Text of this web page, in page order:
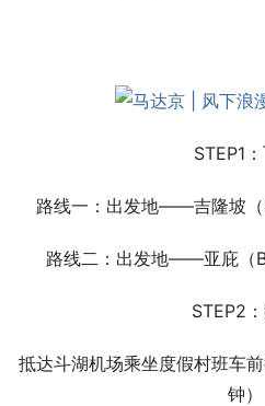
STEP1
路线一：出发地——吉隆坡
路线二：出发地——亚庇（
STEP2
抵达斗湖机场乘坐度假村班车
钟）